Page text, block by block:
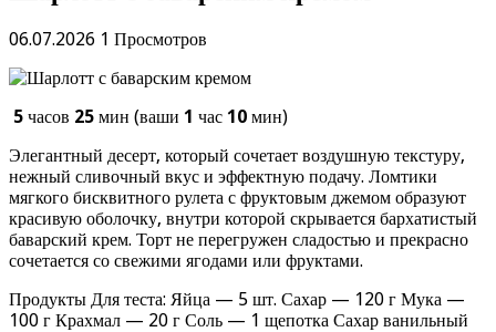
06.07.2026 1 Просмотров
5 часов 25 мин (ваши 1 час 10 мин)
Элегантный десерт, который сочетает воздушную текстуру,
нежный сливочный вкус и эффектную подачу. Ломтики
мягкого бисквитного рулета с фруктовым джемом образуют
красивую оболочку, внутри которой скрывается бархатистый
баварский крем. Торт не перегружен сладостью и прекрасно
сочетается со свежими ягодами или фруктами.
Продукты Для теста: Яйца — 5 шт. Сахар — 120 г Мука —
100 г Крахмал — 20 г Соль — 1 щепотка Сахар ванильный